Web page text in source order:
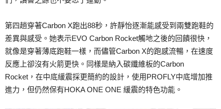
第四趟穿著Carbon X跑出88秒，許靜怡逐漸能感受到兩雙跑鞋的
差異與感受。她表示EVO Carbon Rocket觸地之後的回饋很快，
就像是穿著薄底跑鞋一樣，而儘管Carbon X的跑感流暢，在速度
反應上卻沒有火箭更快。同樣是納入碳纖維板的Carbon
Rocket，在中底緩震採更簡約的設計，使用PROFLY中底增加推
進力，但仍然保有HOKA ONE ONE 緩震的特色功能。